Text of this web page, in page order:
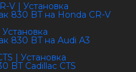
V | Установка
830 BT на Honda CR-V
830 BT на Audi A3
| Установка
BT Сadillac CTS